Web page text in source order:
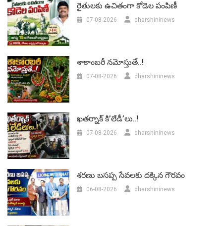
రైతులకు ఉచితంగా కోడెల పంపిణీ
07-08-2026 dharshininews
శాకాంబరీ నమోస్తుతే..!
07-08-2026 dharshininews
ఖతర్నాక్ కి’లేడీ’లు..!
07-08-2026 dharshininews
శరణు బసప్ప సేవలకు దక్కిన గౌరవం
06-08-2026 dharshininews